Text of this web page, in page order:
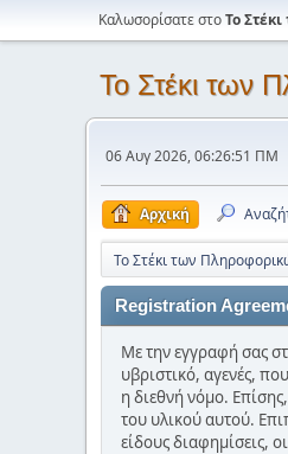
Καλωσορίσατε στοΤο
Το Στέκι των
06 Αυγ 2026, 06:26:51 ΠΜ
Αρχική
Το Στέκι των
Registration
Με την εγγραφή σας
υβριστικό, αγενές,
η διεθνή νόμο.
του υλικού αυτού.
είδους διαφημίσεις,